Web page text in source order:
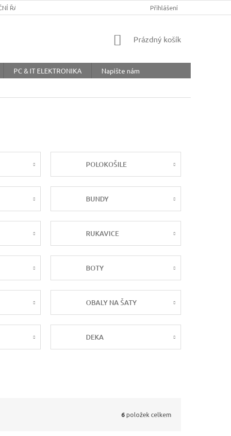
ŘÁD COOKIES OCHRANA
Přihlášení
NÁKUPNÍ
Prázdný košík
PC & IT ELEKTRONIKA
Napište nám
POLOKOŠILE
BUNDY
RUKAVICE
BOTY
OBALY NA ŠATY
DEKA
6 položek celkem